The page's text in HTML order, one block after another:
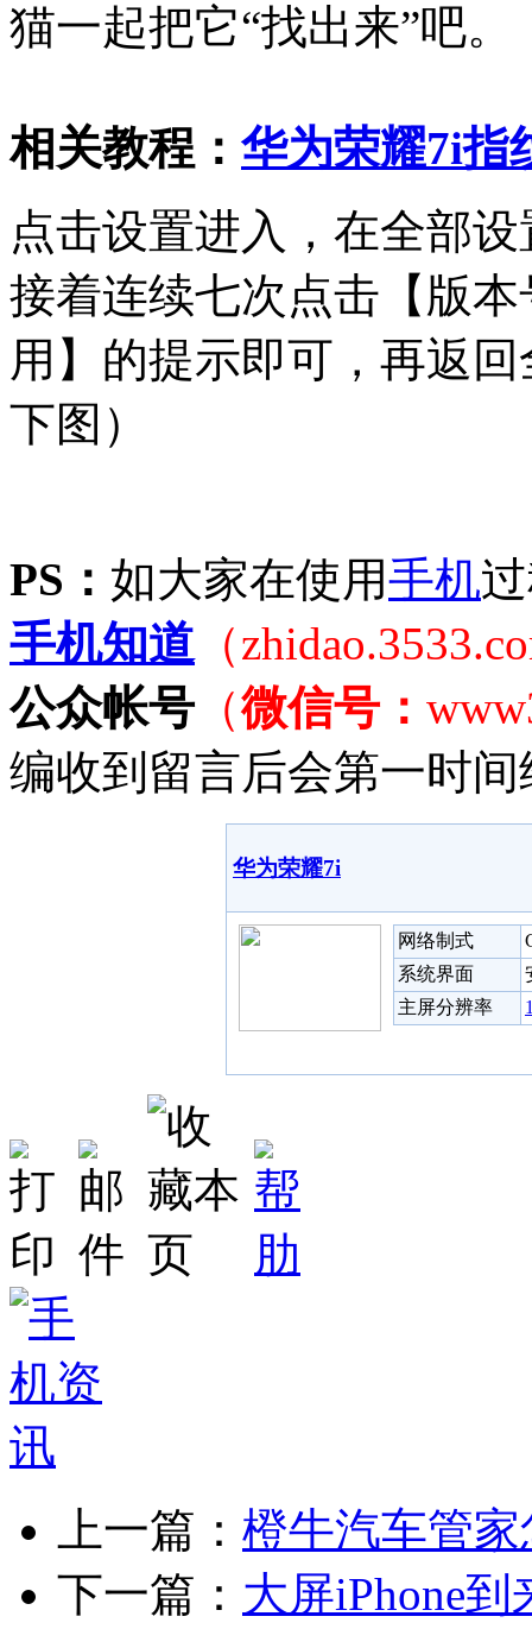
猫一起把它“找出来”吧。
相关教程： 华为荣耀7i指
点击设置进入，在全部
接着连续七次点击【版
用】的提示即可，再返
下图）
PS： 如大家在使用手机
手机知道 （
公众帐号（微信号：
编收到留言后会第一时
华为荣耀7i
网络制式
系统界面
主屏分辨率
上一篇： 橙牛汽车管
下一篇： 大屏iPhone